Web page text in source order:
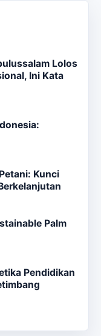
Lolos
Ini Kata
Kunci
Palm
Pendidikan